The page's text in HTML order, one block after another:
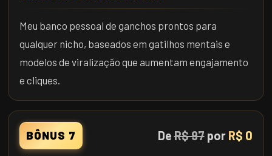
Meu banco pessoal de ganchos prontos para
qualquer nicho, baseados em gatilhos mentais e
modelos de viralização que aumentam engajamento
e cliques.
BÔNUS 7 DeR$ 97por R$ 0